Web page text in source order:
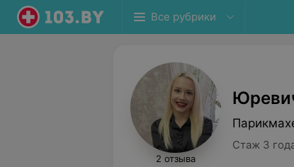
Все рубрики
2 отзыва
Стаж 3